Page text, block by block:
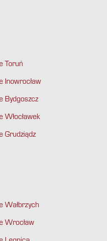
Toruń
Inowrocław
Bydgoszcz
Grudziądz
Wałbrzych
Wrocław